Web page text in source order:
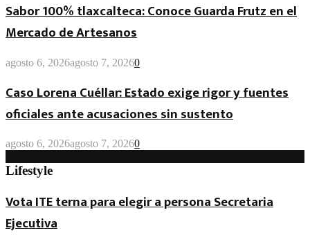
Sabor 100% tlaxcalteca: Conoce Guarda Frutz en el
Mercado de Artesanos
agosto 6, 2026agosto 7, 20260
Caso Lorena Cuéllar: Estado exige rigor y fuentes
oficiales ante acusaciones sin sustento
agosto 6, 2026agosto 7, 20260
Lifestyle
Vota ITE terna para elegir a persona Secretaria
Ejecutiva